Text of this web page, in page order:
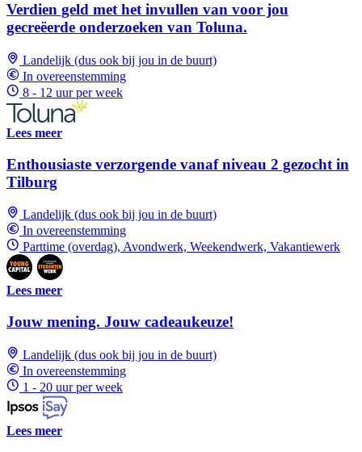
Verdien geld met het invullen van voor jou
gecreëerde onderzoeken van Toluna.
Landelijk (dus ook bij jou in de buurt)
In overeenstemming
8 - 12 uur per week
Lees meer
Enthousiaste verzorgende vanaf niveau 2 gezocht in
Tilburg
Landelijk (dus ook bij jou in de buurt)
In overeenstemming
Parttime (overdag), Avondwerk, Weekendwerk, Vakantiewerk
Lees meer
Jouw mening. Jouw cadeaukeuze!
Landelijk (dus ook bij jou in de buurt)
In overeenstemming
1 - 20 uur per week
Lees meer